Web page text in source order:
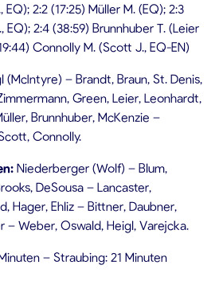
EQ); 2:2 (17:25) Müller M. (EQ); 2:3
EQ); 2:4 (38:59) Brunnhuber T. (Leier
Connolly M. (Scott J., EQ-EN)
(McIntyre) – Brandt, Braun, St. Denis,
Green, Leier, Leonhardt,
Brunnhuber, McKenzie –
Connolly.
Niederberger (Wolf) – Blum,
DeSousa – Lancaster,
Hager, Ehliz – Bittner, Daubner,
– Weber, Oswald, Heigl, Varejcka.
– Straubing: 21 Minuten